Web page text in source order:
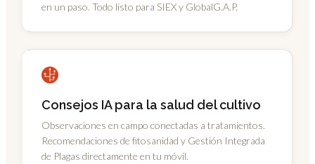
en un paso. Todo listo para SIEX y GlobalG.A.P.
Consejos IA para la salud del cultivo
Observaciones en campo conectadas a tratamientos.
Recomendaciones de fitosanidad y Gestión Integrada
de Plagas directamente en tu móvil.